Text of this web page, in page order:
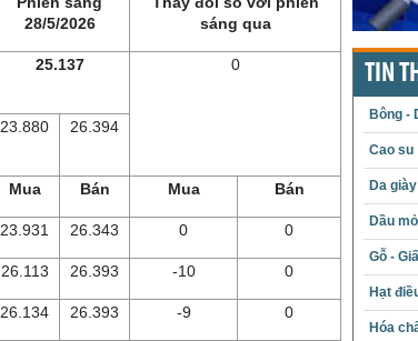
28/5/2026
sáng qua
25.137 0
23.880 26.394
Mua Bán Mua Bán
23.931 26.343 0 0
26.113 26.393 -10 0
26.134 26.393 -9 0
TIN
Bông -
Cao su
Da giày
Dầu
Gỗ -
Hạt
Hóa